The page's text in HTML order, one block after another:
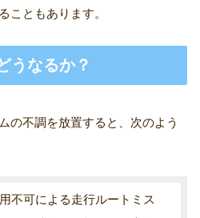
こともあります。
うなるか？
の不調を放置すると、次のよう
不可による走行ルートミス